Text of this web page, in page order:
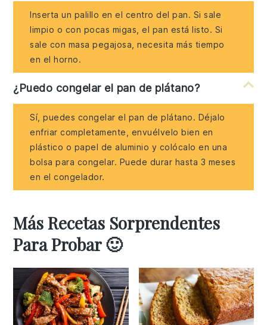
Inserta un palillo en el centro del pan. Si sale
limpio o con pocas migas, el pan está listo. Si
sale con masa pegajosa, necesita más tiempo
en el horno.
¿Puedo congelar el pan de plátano?
Sí, puedes congelar el pan de plátano. Déjalo
enfriar completamente, envuélvelo bien en
plástico o papel de aluminio y colócalo en una
bolsa para congelar. Puede durar hasta 3 meses
en el congelador.
Más Recetas Sorprendentes
Para Probar 🙂